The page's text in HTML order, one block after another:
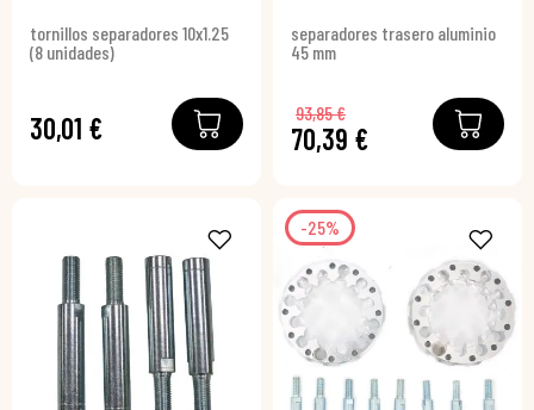
tornillos separadores 10x1.25
(8 unidades)
30,01 €
separadores trasero aluminio
45 mm
70,39 €
93,85 €
-25%